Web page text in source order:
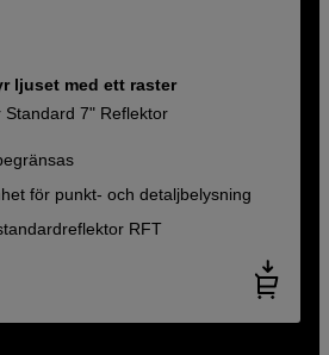
ljuset med ett raster
7" Reflektor
för punkt- och detaljbelysning
RFT